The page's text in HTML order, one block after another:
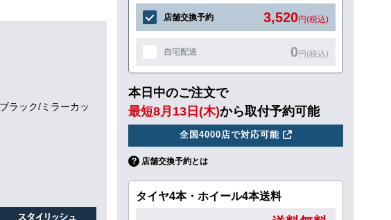
ラック/ミラーカッ
店舗交換予約 3,520円(税込)
自宅配送 0円(税込)
本日中のご注文で
最短8月13日(木)から取付予約可能
全国4000店で対応可能
店舗交換予約とは
タイヤ4本・ホイール4本送料